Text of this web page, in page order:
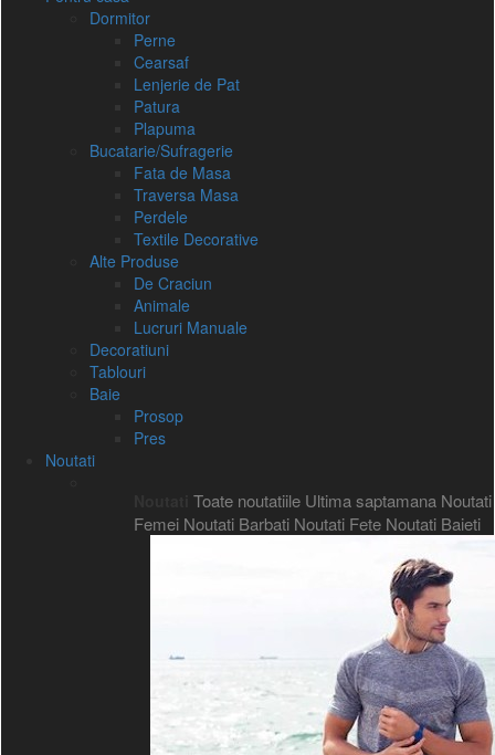
Dormitor
Perne
Cearsaf
Lenjerie de Pat
Patura
Plapuma
Bucatarie/Sufragerie
Fata de Masa
Traversa Masa
Perdele
Textile Decorative
Alte Produse
De Craciun
Animale
Lucruri Manuale
Decoratiuni
Tablouri
Baie
Prosop
Pres
Noutati
Toate noutatiile Ultima saptamana Noutati
Femei Noutati Barbati Noutati Fete Noutati Baieti